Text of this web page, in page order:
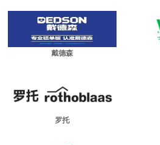
戴德森
罗托